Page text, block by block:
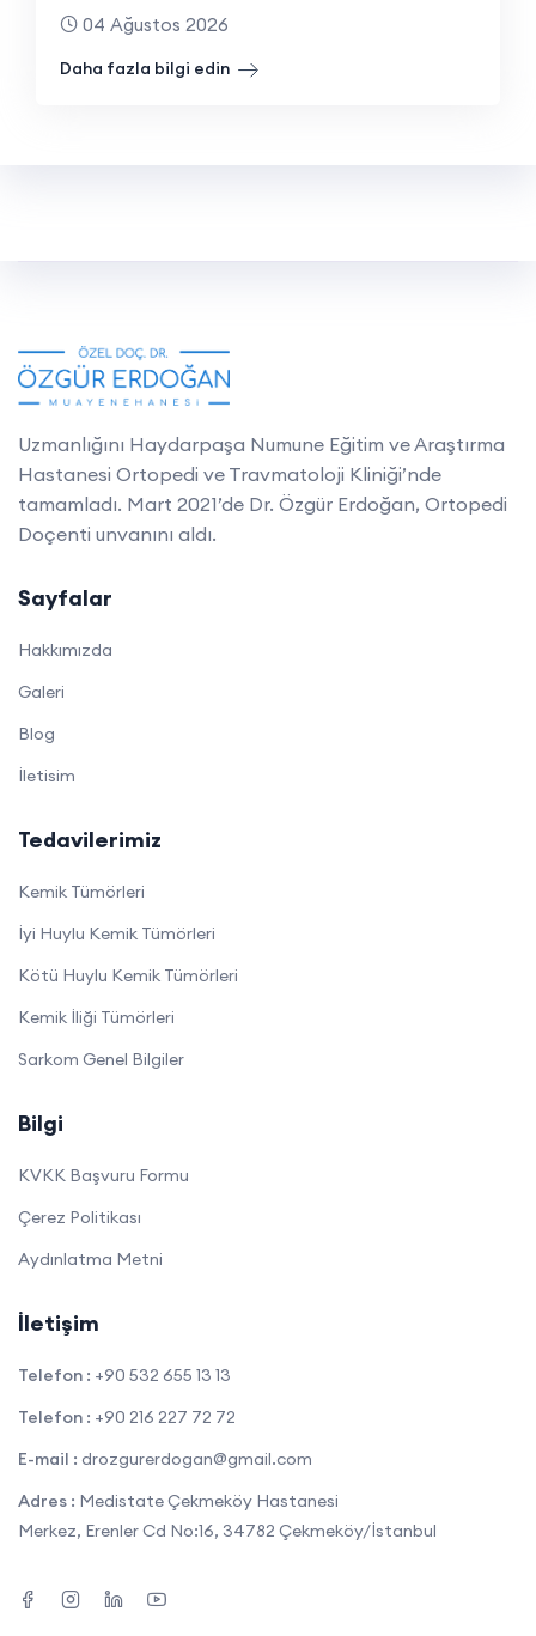
04 Ağustos 2026
Daha fazla bilgi edin
Uzmanlığını Haydarpaşa Numune Eğitim ve Araştırma
Hastanesi Ortopedi ve Travmatoloji Kliniği’nde
tamamladı. Mart 2021’de Dr. Özgür Erdoğan, Ortopedi
Doçenti unvanını aldı.
Sayfalar
Hakkımızda
Galeri
Blog
İletisim
Tedavilerimiz
Kemik Tümörleri
İyi Huylu Kemik Tümörleri
Kötü Huylu Kemik Tümörleri
Kemik İliği Tümörleri
Sarkom Genel Bilgiler
Bilgi
KVKK Başvuru Formu
Çerez Politikası
Aydınlatma Metni
İletişim
Telefon : +90 532 655 13 13
Telefon : +90 216 227 72 72
E-mail : drozgurerdogan@gmail.com
Adres : Medistate Çekmeköy Hastanesi
Merkez, Erenler Cd No:16, 34782 Çekmeköy/İstanbul